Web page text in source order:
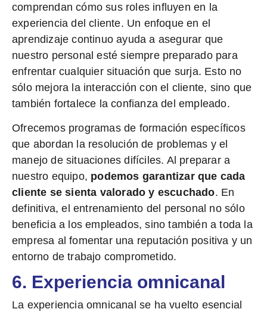
comprendan cómo sus roles influyen en la
experiencia del cliente. Un enfoque en el
aprendizaje continuo ayuda a asegurar que
nuestro personal esté siempre preparado para
enfrentar cualquier situación que surja. Esto no
sólo mejora la interacción con el cliente, sino que
también fortalece la confianza del empleado.
Ofrecemos programas de formación específicos
que abordan la resolución de problemas y el
manejo de situaciones difíciles. Al preparar a
nuestro equipo, podemos garantizar que cada
cliente se sienta valorado y escuchado. En
definitiva, el entrenamiento del personal no sólo
beneficia a los empleados, sino también a toda la
empresa al fomentar una reputación positiva y un
entorno de trabajo comprometido.
6. Experiencia omnicanal
La experiencia omnicanal se ha vuelto esencial